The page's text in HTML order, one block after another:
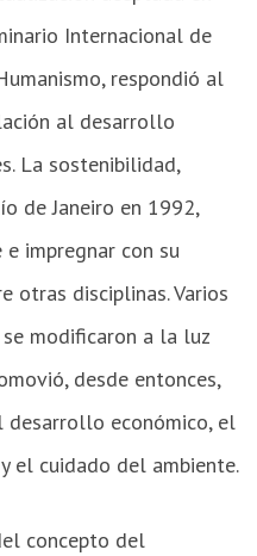
Internacional de
respondió al
al desarrollo
La sostenibilidad,
de Janeiro en 1992,
impregnar con su
otras disciplinas. Varios
modificaron a la luz
desde entonces,
económico, el
el cuidado del ambiente.
concepto del